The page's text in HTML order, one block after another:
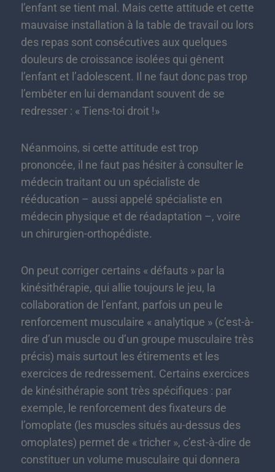
l’enfant se tient mal. Mais cette attitude et cette
mauvaise installation à la table de travail ou lors
des repas sont consécutives aux quelques
douleurs de croissance isolées qui gênent
l’enfant et l’adolescent. Il ne faut donc pas trop
l’embêter en lui demandant souvent de se
redresser : « Tiens-toi droit !»
Néanmoins, si cette attitude est trop
prononcée, il ne faut pas hésiter à consulter le
médecin traitant ou un spécialiste de
rééducation – aussi appelé spécialiste en
médecin physique et de réadaptation –, voire
un chirurgien-orthopédiste.
On peut corriger certains « défauts » par la
kinésithérapie, qui allie toujours le jeu, la
collaboration de l’enfant, parfois un peu le
renforcement musculaire « analytique » (c’est-à-
dire d’un muscle ou d’un groupe musculaire très
précis) mais surtout les étirements et les
exercices de redressement. Certains exercices
de kinésithérapie sont très spécifiques : par
exemple, le renforcement des fixateurs de
l’omoplate (les muscles situés au-dessus des
omoplates) permet de « tricher », c’est-à-dire de
constituer un volume musculaire qui donnera